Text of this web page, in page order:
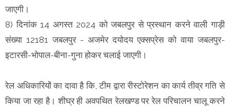
जाएगी।
8) दिनांक 14 अगस्त 2024 को जबलपुर से प्रस्थान करने वाली गाड़ी
संख्या 12181 जबलपुर - अजमेर दयोदय एक्सप्रेस को वाया जबलपुर-
इटारसी-भोपाल-बीना-गुना होकर चलाई जाएगी।
रेल अधिकारियों का दावा है कि, टीम द्वारा रीस्टोरेशन का कार्य तीव्र गति से
किया जा रहा है। शीघ्र ही अवपथित रेलखण्ड पर रेल परिचालन चालू करने